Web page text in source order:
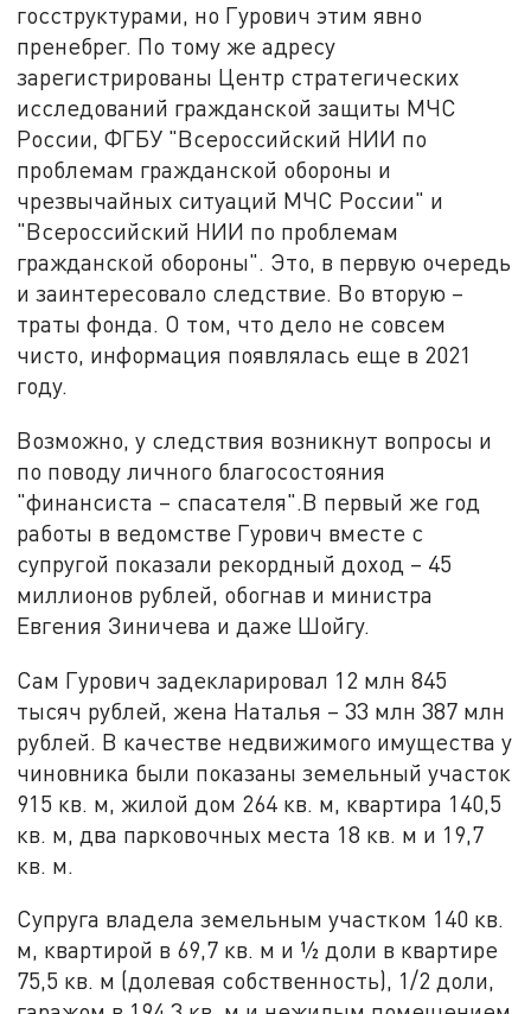
госструктурами, но Гурович этим явно
пренебрег. По тому же адресу
зарегистрированы Центр стратегических
исследований гражданской защиты МЧС
России, ФГБУ "Всероссийский НИИ по
проблемам гражданской обороны и
чрезвычайных ситуаций МЧС России" и
"Всероссийский НИИ по проблемам
гражданской обороны". Это, в первую очередь
и заинтересовало следствие. Во вторую –
траты фонда. О том, что дело не совсем
чисто, информация появлялась еще в 2021
году.
Возможно, у следствия возникнут вопросы и
по поводу личного благосостояния
"финансиста – спасателя".В первый же год
работы в ведомстве Гурович вместе с
супругой показали рекордный доход – 45
миллионов рублей, обогнав и министра
Евгения Зиничева и даже Шойгу.
Сам Гурович задекларировал 12 млн 845
тысяч рублей, жена Наталья – 33 млн 387 млн
рублей. В качестве недвижимого имущества у
чиновника были показаны земельный участок
915 кв. м, жилой дом 264 кв. м, квартира 140,5
кв. м, два парковочных места 18 кв. м и 19,7
кв. м.
Супруга владела земельным участком 140 кв.
м, квартирой в 69,7 кв. м и ½ доли в квартире
75,5 кв. м (долевая собственность), 1/2 доли,